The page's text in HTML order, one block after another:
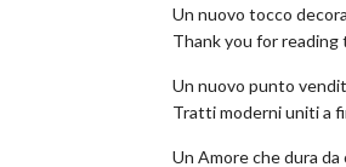
Un nuovo tocco
Thank you for
Un nuovo punto
Tratti moderni uniti a
Un Amore che dura